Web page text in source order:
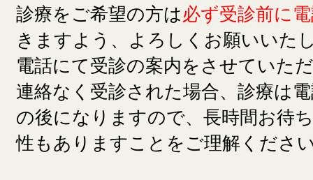
診療をご希望の方は必ず受診前に
きますよう、よろしくお願いいた
電話にて受診の案内をさせていた
連絡なく受診された場合、診療は
の後になりますので、長時間お待
性もありますことをご理解くださ